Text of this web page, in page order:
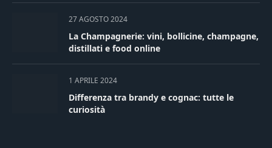
27 AGOSTO 2024
La Champagnerie: vini, bollicine, champagne,
distillati e food online
1 APRILE 2024
Differenza tra brandy e cognac: tutte le
curiosità